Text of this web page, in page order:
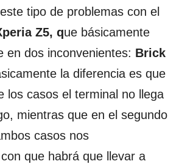
tipo de problemas con el
Z5, que básicamente
en dos inconvenientes: Brick
la diferencia es que
los casos el terminal no llega
mientras que en el segundo
casos nos
que habrá que llevar a